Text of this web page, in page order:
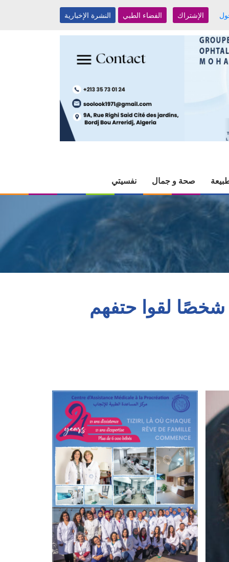
الإشتراك الفضاء الطبي النشرة الإخبارية
صحة و جمال نفسيتي
غزة: مجاعة جماعية وأزمة إنسانية غير مسبوقة، و115 شخصًا لقوا حتفهم